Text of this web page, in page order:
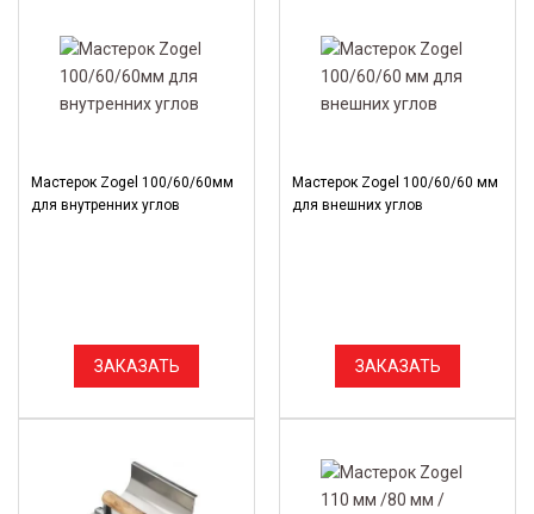
Мастерок Zogel 100/60/60мм
для внутренних углов
ЗАКАЗАТЬ
Мастерок Zogel 100/60/60 мм
для внешних углов
ЗАКАЗАТЬ